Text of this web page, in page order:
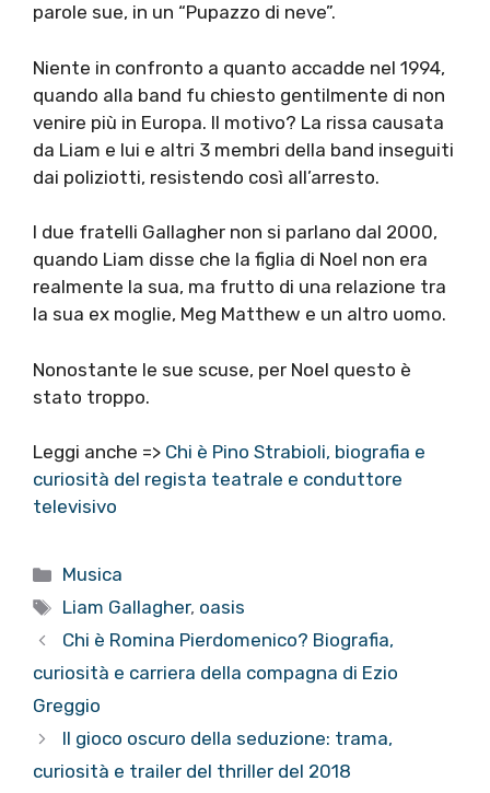
parole sue, in un “Pupazzo di neve”.
Niente in confronto a quanto accadde nel 1994,
quando alla band fu chiesto gentilmente di non
venire più in Europa. Il motivo? La rissa causata
da Liam e lui e altri 3 membri della band inseguiti
dai poliziotti, resistendo così all’arresto.
I due fratelli Gallagher non si parlano dal 2000,
quando Liam disse che la figlia di Noel non era
realmente la sua, ma frutto di una relazione tra
la sua ex moglie, Meg Matthew e un altro uomo.
Nonostante le sue scuse, per Noel questo è
stato troppo.
Leggi anche => Chi è Pino Strabioli, biografia e
curiosità del regista teatrale e conduttore
televisivo
Categorie
Musica
Tag
Liam Gallagher, oasis
Chi è Romina Pierdomenico? Biografia,
curiosità e carriera della compagna di Ezio
Greggio
Il gioco oscuro della seduzione: trama,
curiosità e trailer del thriller del 2018